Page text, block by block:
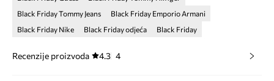
Black Friday Tommy Jeans
Black Friday Emporio Armani
Black Friday Nike
Black Friday odjeća Black Friday
Recenzije proizvoda 4.3 4